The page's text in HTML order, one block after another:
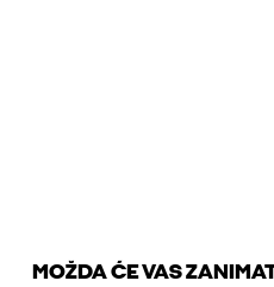
MOŽDA ĆE VAS